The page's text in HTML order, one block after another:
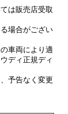
は販売店受取
場合がござい
車両により適
ディ正規ディ
予告なく変更